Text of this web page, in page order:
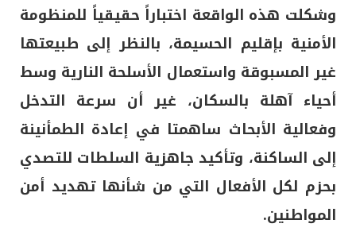
وشكلت هذه الواقعة اختباراً حقيقياً للمنظومة
الأمنية بإقليم الحسيمة، بالنظر إلى طبيعتها
غير المسبوقة واستعمال الأسلحة النارية وسط
أحياء آهلة بالسكان، غير أن سرعة التدخل
وفعالية الأبحاث ساهمتا في إعادة الطمأنينة
إلى الساكنة، وتأكيد جاهزية السلطات للتصدي
بحزم لكل الأفعال التي من شأنها تهديد أمن
المواطنين.